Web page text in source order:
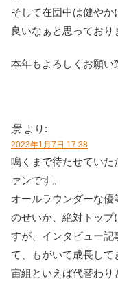
そして在団中は健やか
良いなぁと思っており
本年もよろしくお願い
景 より:
2023年1月7日 17:38
鳴くまで待たせていた
ァンです。
オールラウンダーな
のせいか、絶対トッ
すが、インタビュー記
て、もがいて成長して
宙組といえば代替わり